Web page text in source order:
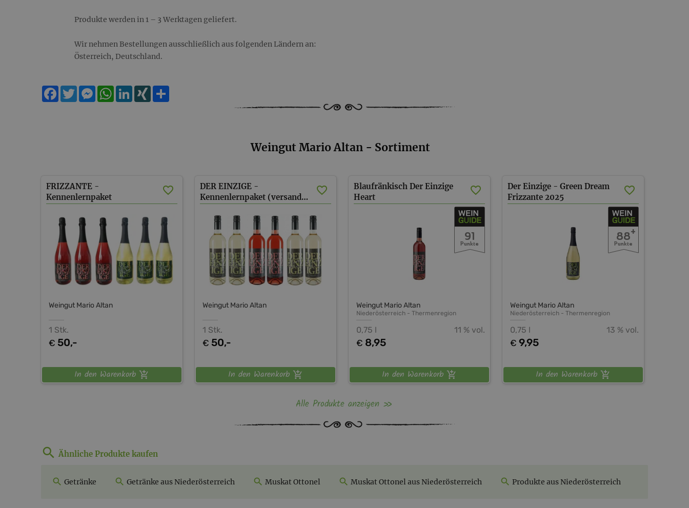
Produkte werden in 1 – 3 Werktagen geliefert.
Wir nehmen Bestellungen ausschließlich aus folgenden Ländern an:
Österreich, Deutschland.
Facebook
TwitterMessengerWhatsApp
LinkedInXING
Weingut Mario Altan - Sortiment
FRIZZANTE -
Kennenlernpaket
Weingut Mario Altan
1 Stk.
€ 50,-
In den Warenkorb
DER EINZIGE -
Kennenlernpaket (versandkostenfrei)
Weingut Mario Altan
1 Stk.
€ 50,-
In den Warenkorb
Blaufränkisch Der Einzige
Heart
Weingut Mario Altan
Niederösterreich - Thermenregion
11 % vol.
0,75 l
€ 8,95
91
Punkte
In den Warenkorb
Der Einzige - Green Dream
Frizzante 2025
Weingut Mario Altan
Niederösterreich - Thermenregion
13 % vol.
0,75 l
€ 9,95
88+
Punkte
In den Warenkorb
Alle Produkte anzeigen
Ähnliche Produkte kaufen
Getränke Getränke aus Niederösterreich Muskat Ottonel Muskat Ottonel aus Niederösterreich Produkte aus Niederösterreich